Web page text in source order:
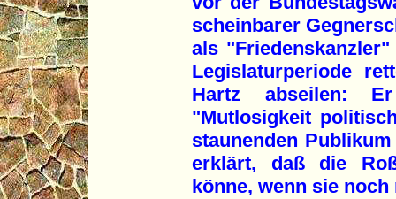
scheinbarer
als
Legislaturperiode
Hartz abseilen:
"Mutlosigkeit
staunenden
erklärt, daß die
könne, wenn sie